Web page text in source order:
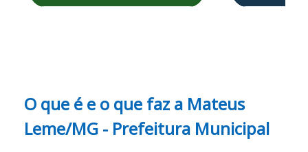
O que é e o que faz a Mateus
Leme/MG - Prefeitura Municipal